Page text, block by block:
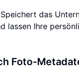
das
Ihre
Foto-